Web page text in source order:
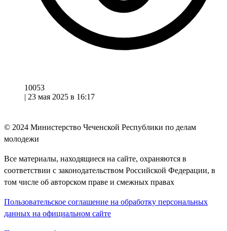
10053
| 23 мая 2025 в 16:17
© 2024 Министерство Чеченской Республики по делам
молодежи
Все материалы, находящиеся на сайте, охраняются в
соответствии с законодательством Российской Федерации, в
том числе об авторском праве и смежных правах
Пользовательское соглашение на обработку персональных
данных на официальном сайте